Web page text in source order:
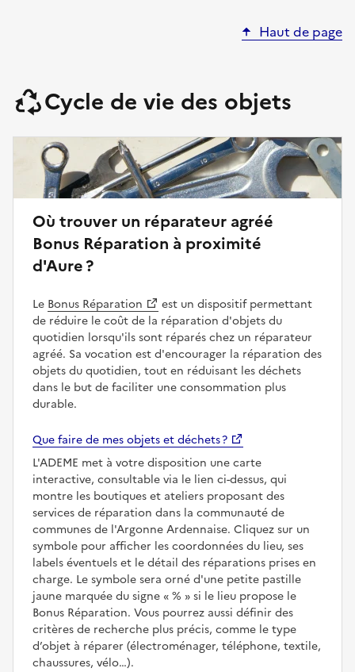
Haut de page
Cycle de vie des objets
Où trouver un réparateur agréé
Bonus Réparation à proximité
d'Aure ?
Le Bonus Réparation
est un dispositif permettant
de réduire le coût de la réparation d'objets du
quotidien lorsqu'ils sont réparés chez un réparateur
agréé. Sa vocation est d'encourager la réparation des
objets du quotidien, tout en réduisant les déchets
dans le but de faciliter une consommation plus
durable.
Que faire de mes objets et déchets ?
L'ADEME met à votre disposition une carte
interactive, consultable via le lien ci-dessus, qui
montre les boutiques et ateliers proposant des
services de réparation dans la communauté de
communes de l'Argonne Ardennaise. Cliquez sur un
symbole pour afficher les coordonnées du lieu, ses
labels éventuels et le détail des réparations prises en
charge. Le symbole sera orné d'une petite pastille
jaune marquée du signe
%
si le lieu propose le
Bonus Réparation. Vous pourrez aussi définir des
critères de recherche plus précis, comme le type
d’objet à réparer (électroménager, téléphone, textile,
chaussures, vélo…).